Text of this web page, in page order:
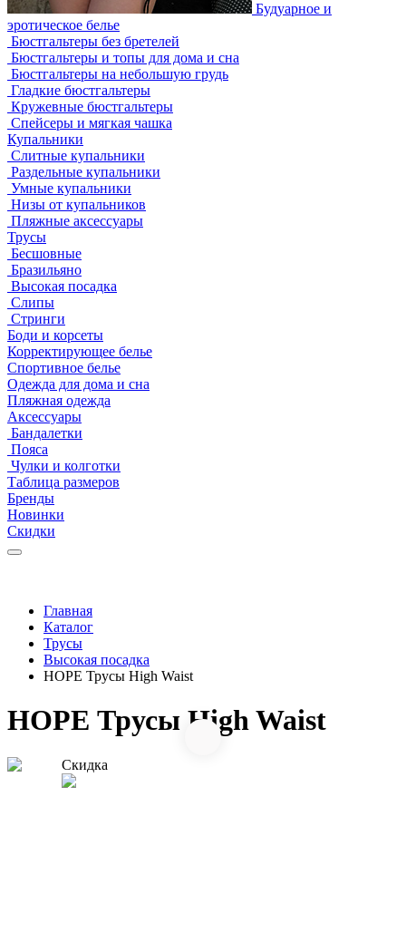
Будуарное и
эротическое белье
Бюстгальтеры без бретелей
Бюстгальтеры и топы для дома и сна
Бюстгальтеры на небольшую грудь
Гладкие бюстгальтеры
Кружевные бюстгальтеры
Спейсеры и мягкая чашка
Купальники
Слитные купальники
Раздельные купальники
Умные купальники
Низы от купальников
Пляжные аксессуары
Трусы
Бесшовные
Бразильяно
Высокая посадка
Слипы
Стринги
Боди и корсеты
Корректирующее белье
Спортивное белье
Одежда для дома и сна
Пляжная одежда
Аксессуары
Бандалетки
Пояса
Чулки и колготки
Таблица размеров
Бренды
Новинки
Скидки
Главная
Каталог
Трусы
Высокая посадка
HOPE Трусы High Waist
HOPE Трусы High Waist
Скидка